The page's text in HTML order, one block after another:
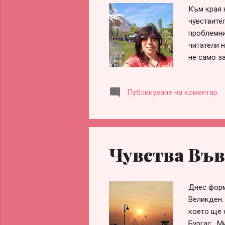
Към края
читатели
не само
сутринта
на моя
нужно да
Публикуване на коментар
Чувства
Днес
което ще